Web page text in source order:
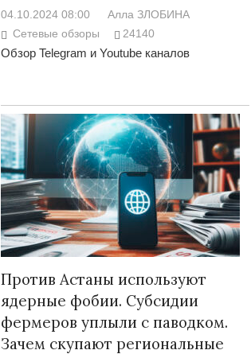
04.10.2024 08:00
Алла ЗЛОБИНА
Сетевые обзоры
24140
Обзор Telegram и Youtube каналов
Против Астаны используют
ядерные фобии. Субсидии
фермеров уплыли с паводком.
Зачем скупают региональные